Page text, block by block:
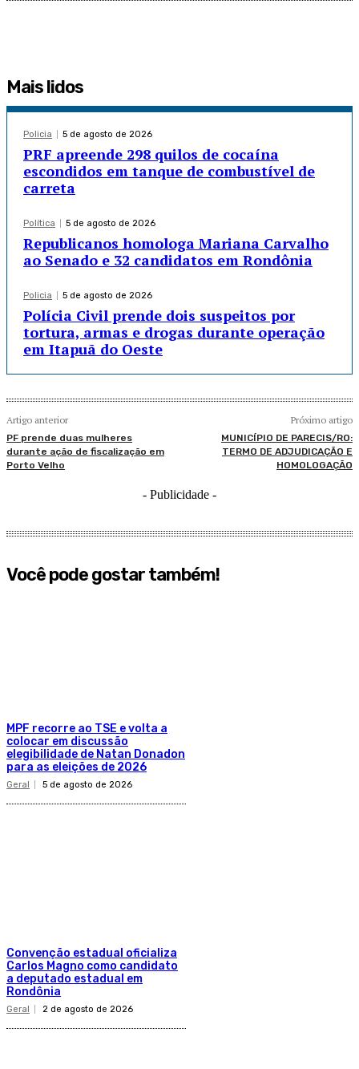
Mais lidos
Policia 5 de agosto de 2026
PRF apreende 298 quilos de cocaína
escondidos em tanque de combustível de
carreta
Política 5 de agosto de 2026
Republicanos homologa Mariana Carvalho
ao Senado e 32 candidatos em Rondônia
Policia 5 de agosto de 2026
Polícia Civil prende dois suspeitos por
tortura, armas e drogas durante operação
em Itapuã do Oeste
Artigo anterior
PF prende duas mulheres
durante ação de fiscalização em
Porto Velho
Próximo artigo
MUNICÍPIO DE PARECIS/RO:
TERMO DE ADJUDICAÇÃO E
HOMOLOGAÇÃO
- Publicidade -
Você pode gostar também!
MPF recorre ao TSE e volta a
colocar em discussão
elegibilidade de Natan Donadon
para as eleições de 2026
Geral 5 de agosto de 2026
Convenção estadual oficializa
Carlos Magno como candidato
a deputado estadual em
Rondônia
Geral 2 de agosto de 2026